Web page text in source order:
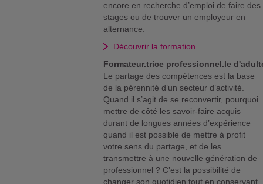
encore en recherche d’emploi de faire des
stages ou de trouver un employeur en
alternance.
Découvrir la formation
Formateur.trice professionnel.le
Le partage des compétences est la base
de la pérennité d’un secteur d’activité.
Quand il s’agit de se reconvertir, pourquoi
mettre de côté les savoir-faire acquis
durant de longues années d’expérience
quand il est possible de mettre à profit
votre sens du partage, et de les
transmettre à une nouvelle génération de
professionnel ? C’est la possibilité de
changer son quotidien tout en conservant